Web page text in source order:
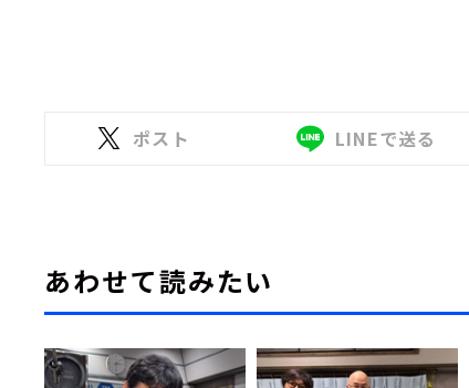
ポスト LINEで送る
あわせて読みたい